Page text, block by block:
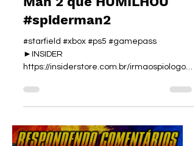
#spiderman2
#starfield #xbox #ps5 #gamepass
►INSIDER
https://insiderstore.com.br/irmaospiologo